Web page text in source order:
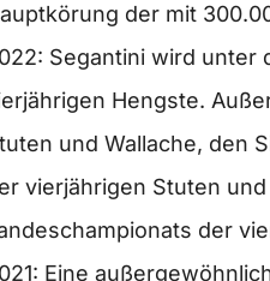
der mit
Segantini wird unter
Hengste.
und Wallache, den
vierjährigen Stuten
der
Eine